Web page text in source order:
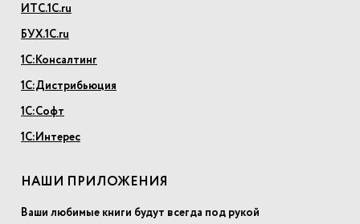
ИТС.1С.ru
БУХ.1С.ru
1С:Консалтинг
1С:Дистрибьюция
1С:Софт
1С:Интерес
НАШИ ПРИЛОЖЕНИЯ
Ваши любимые книги будут всегда под рукой